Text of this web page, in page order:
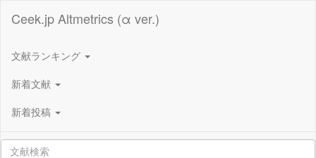
Ceek.jp Altmetrics (α ver.)
文献ランキング
新着文献
新着投稿